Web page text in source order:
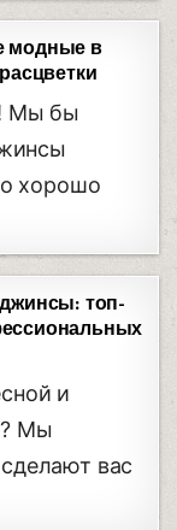
модные в
Мы бы
хорошо
топ-
и
Мы
вас